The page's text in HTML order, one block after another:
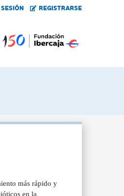
REGISTRARSE
más rápido y
en la